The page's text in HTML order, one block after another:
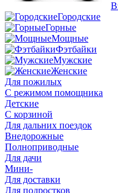
Городские
Горные
Мощные
Фэтбайки
Мужские
Женские
Для пожилых
С режимом помощника
Детские
С корзиной
Для дальних поездок
Внедорожные
Полноприводные
Для дачи
Мини-
Для доставки
Для подростков